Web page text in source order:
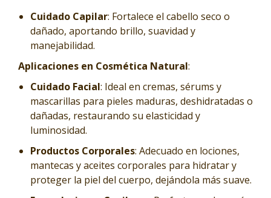
Cuidado Capilar: Fortalece el cabello seco o
dañado, aportando brillo, suavidad y
manejabilidad.
Aplicaciones en Cosmética Natural:
Cuidado Facial: Ideal en cremas, sérums y
mascarillas para pieles maduras, deshidratadas o
dañadas, restaurando su elasticidad y
luminosidad.
Productos Corporales: Adecuado en lociones,
mantecas y aceites corporales para hidratar y
proteger la piel del cuerpo, dejándola más suave.